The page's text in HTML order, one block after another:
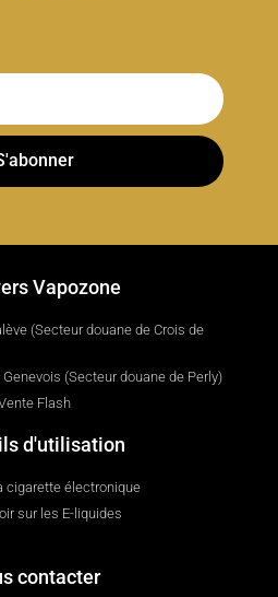
Vapozone
(Secteur douane de Crois de
(Secteur douane de Perly)
Flash
d'utilisation
cigarette électronique
sur les E-liquides
contacter